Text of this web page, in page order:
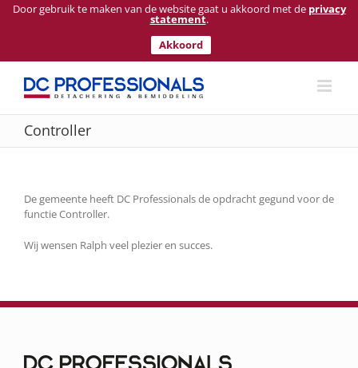
Door gebruik te maken van de website gaat u akkoord met de privacy
statement.
Akkoord
Ga
inhoud
Controller
De gemeente heeft DC Professionals de opdracht gegund voor de
functie Controller.
Wij wensen Ralph veel plezier en succes.